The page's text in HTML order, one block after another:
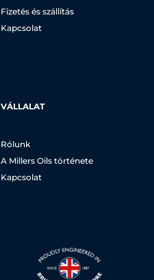
Fizetés és szállítás
Kapcsolat
VÁLLALAT
Rólunk
A Millers Oils története
Kapcsolat